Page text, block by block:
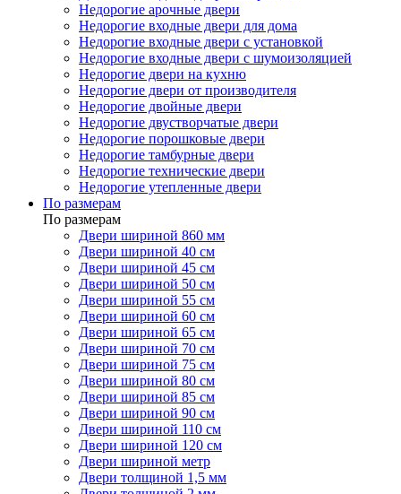
Недорогие арочные двери
Недорогие входные двери для дома
Недорогие входные двери с установкой
Недорогие входные двери с шумоизоляцией
Недорогие двери на кухню
Недорогие двери от производителя
Недорогие двойные двери
Недорогие двустворчатые двери
Недорогие порошковые двери
Недорогие тамбурные двери
Недорогие технические двери
Недорогие утепленные двери
По размерам
По размерам
Двери шириной 860 мм
Двери шириной 40 см
Двери шириной 45 см
Двери шириной 50 см
Двери шириной 55 см
Двери шириной 60 см
Двери шириной 65 см
Двери шириной 70 см
Двери шириной 75 см
Двери шириной 80 см
Двери шириной 85 см
Двери шириной 90 см
Двери шириной 110 см
Двери шириной 120 см
Двери шириной метр
Двери толщиной 1,5 мм